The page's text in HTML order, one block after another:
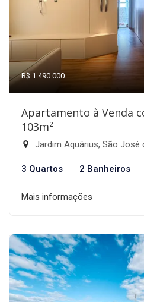
R$ 1.490.000
Apartamento à Venda
103m²
Jardim Aquárius, São José
3 Quartos 2 Banheiros
Mais informações